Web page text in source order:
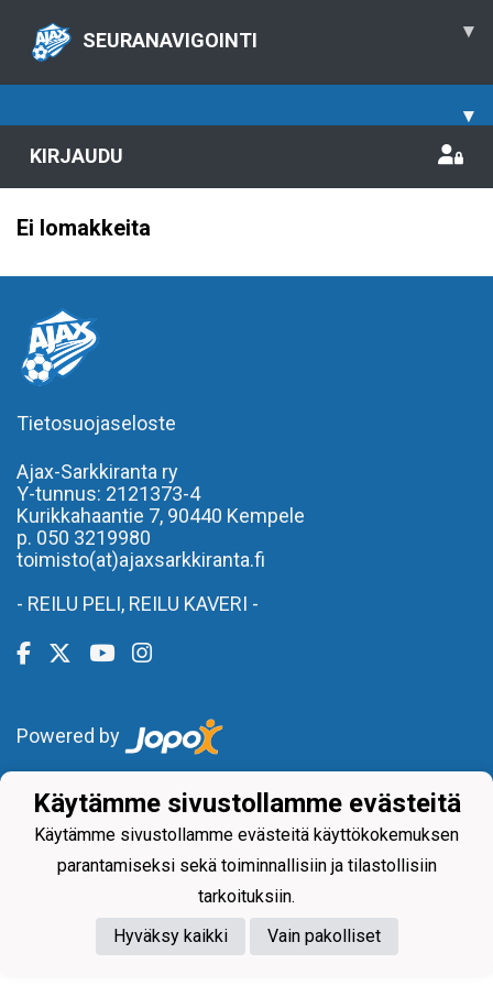
SEURANAVIGOINTI ▾
▾
KIRJAUDU
Ei lomakkeita
Tietosuojaseloste
Ajax-Sarkkiranta ry
Y-tunnus: 2121373-4
Kurikkahaantie 7, 90440 Kempele
p. 050 3219980
toimisto(at)ajaxsarkkiranta.fi
- REILU PELI, REILU KAVERI -
Powered by
Käytämme sivustollamme evästeitä
Käytämme sivustollamme evästeitä käyttökokemuksen
parantamiseksi sekä toiminnallisiin ja tilastollisiin
tarkoituksiin.
Hyväksy kaikki
Vain pakolliset